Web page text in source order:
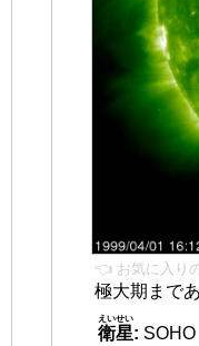
👈 お気に入り
極大期まで
衛星
えいせい
: SOHO